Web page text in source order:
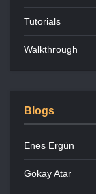
Tutorials
Walkthrough
Blogs
Enes Ergün
Gökay Atar